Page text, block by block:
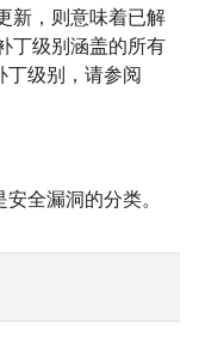
新，则意味着已解
丁级别涵盖的所有
丁级别，请参阅
全漏洞的分类。